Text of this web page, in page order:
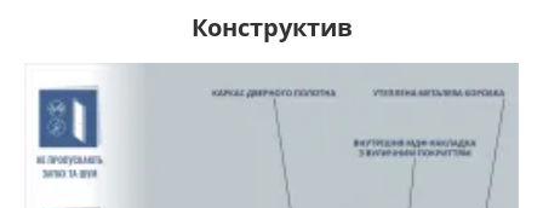
Конструктив